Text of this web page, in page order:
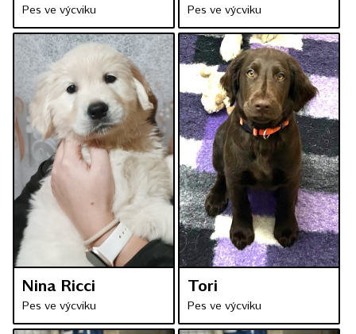
Pes ve výcviku Pes ve výcviku
Nina Ricci
Pes ve výcviku
Tori
Pes ve výcviku